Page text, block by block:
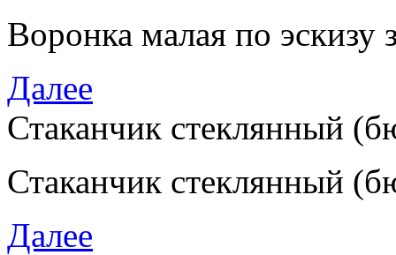
Воронка малая по эскизу
Далее
Стаканчик стеклянный
Стаканчик стеклянный (
Далее